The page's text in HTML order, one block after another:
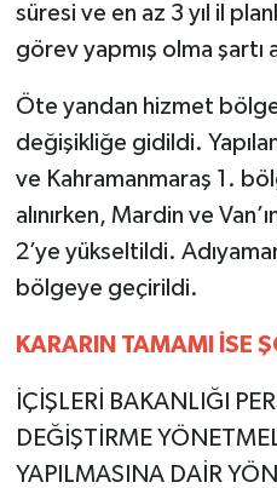
süresi ve en az 3 yıl il
görev yapmış olma şartı
Öte yandan hizmet
değişikliğe gidildi.
ve Kahramanmaraş 1.
alınırken, Mardin ve
2’ye yükseltildi.
bölgeye geçirildi.
KARARIN TAMAMI İSE
İÇİŞLERİ BAKANLIĞI
DEĞİŞTİRME
YAPILMASINA DAİR